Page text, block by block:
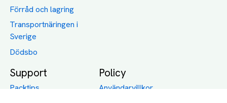
Förråd och lagring
Transportnäringen i
Sverige
Dödsbo
Support
Packtips
Policy
Användarvillkor